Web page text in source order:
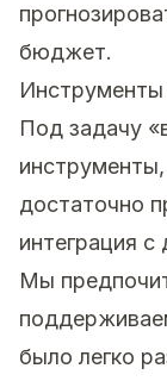
бюджет.
Под задачу
достаточно
интеграция
Мы
было легко